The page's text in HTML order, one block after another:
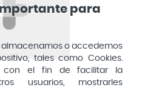
Promo
para
almacenamos o accedemos
tales como Cookies.
con el fin de facilitar la
usuarios, mostrarles